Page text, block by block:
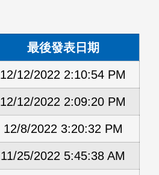
最後發表日期
12/12/2022 2:10:54 PM
12/12/2022 2:09:20 PM
12/8/2022 3:20:32 PM
11/25/2022 5:45:38 AM